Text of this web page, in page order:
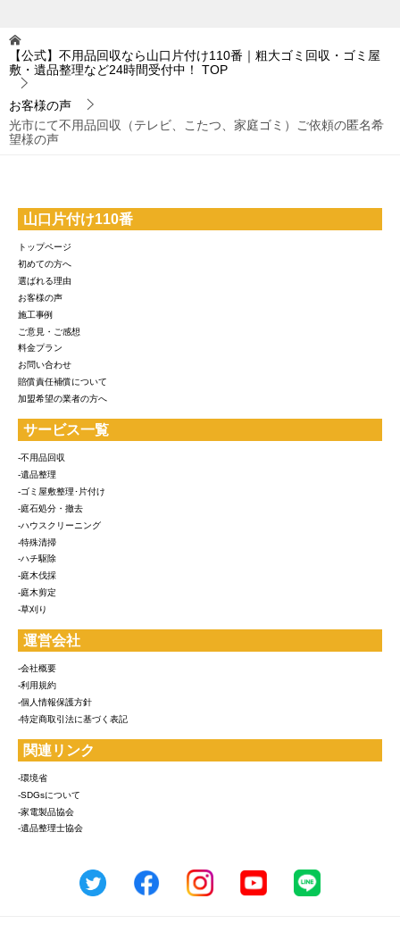
【公式】不用品回収なら山口片付け110番｜粗大ゴミ回収・ゴミ屋
敷・遺品整理など24時間受付中！
TOP
お客様の声
光市にて不用品回収（テレビ、こたつ、家庭ゴミ）ご依頼の匿名希
望様の声
山口片付け110番
トップページ
初めての方へ
選ばれる理由
お客様の声
施工事例
ご意見・ご感想
料金プラン
お問い合わせ
賠償責任補償について
加盟希望の業者の方へ
サービス一覧
-不用品回収
-遺品整理
-ゴミ屋敷整理･片付け
-庭石処分・撤去
-ハウスクリーニング
-特殊清掃
-ハチ駆除
-庭木伐採
-庭木剪定
-草刈り
運営会社
-会社概要
-利用規約
-個人情報保護方針
-特定商取引法に基づく表記
関連リンク
-環境省
-SDGsについて
-家電製品協会
-遺品整理士協会